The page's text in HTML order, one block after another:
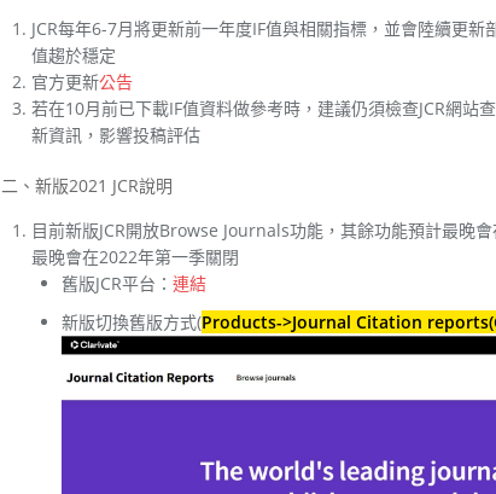
JCR每年6-7月將更新前一年度IF值與相關指標，並會陸續更
值趨於穩定
官方更新公告
若在10月前已下載IF值資料做參考時，建議仍須檢查JCR網站
新資訊，影響投稿評估
二、新版2021 JCR說明
目前新版JCR開放Browse Journals功能，其餘功能預計最晚
最晚會在2022年第一季關閉
舊版JCR平台： 連結
新版切換舊版方式(Products->Journal Citation